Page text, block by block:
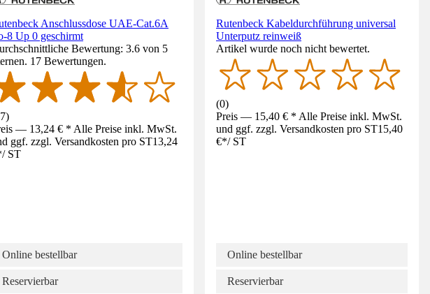
Anschlussdose UAE-Cat.6A
8 Up 0 geschirmt
Bewertung: 3.6 von 5
17 Bewertungen.
)
— 13,24 € * Alle Preise inkl. MwSt.
ggf. zzgl. Versandkosten pro ST13,24
/ ST
Online bestellbar
Reservierbar
Rutenbeck Kabeldurchführung universal
Unterputz reinweiß
Artikel wurde noch nicht bewertet.
(0)
Preis — 15,40 € * Alle Preise inkl. MwSt.
und ggf. zzgl. Versandkosten pro ST15,40
€*/ ST
Online bestellbar
Reservierbar